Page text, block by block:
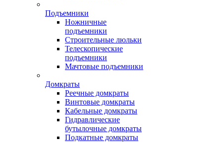
Подъемники
Ножничные
подъемники
Строительные люльки
Телескопические
подъемники
Мачтовые подъемники
Домкраты
Реечные домкраты
Винтовые домкраты
Кабельные домкраты
Гидравлические
бутылочные домкраты
Подкатные домкраты